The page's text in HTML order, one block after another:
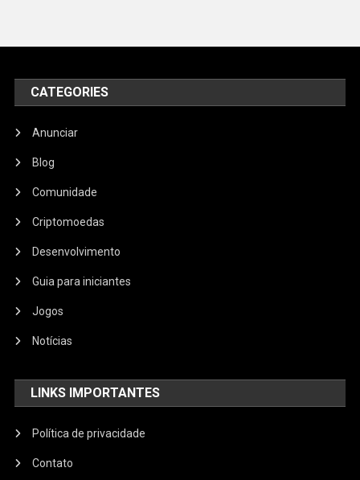
CATEGORIES
Anunciar
Blog
Comunidade
Criptomoedas
Desenvolvimento
Guia para iniciantes
Jogos
Notícias
LINKS IMPORTANTES
Política de privacidade
Contato